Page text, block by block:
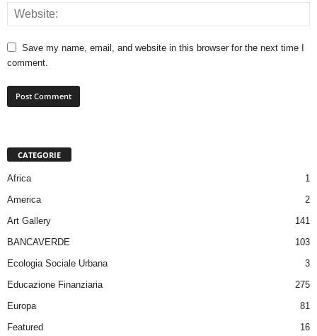
Save my name, email, and website in this browser for the next time I
comment.
CATEGORIE
Africa
1
America
2
Art Gallery
141
BANCAVERDE
103
Ecologia Sociale Urbana
3
Educazione Finanziaria
275
Europa
81
Featured
16